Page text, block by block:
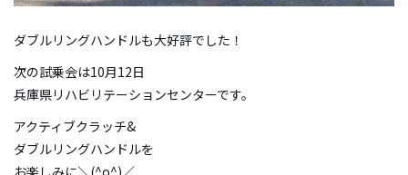
ダブルリングハンドルも大好評でした！
次の試乗会は10月12日
兵庫県リハビリテーションセンターです。
アクティブクラッチ&
ダブルリングハンドルを